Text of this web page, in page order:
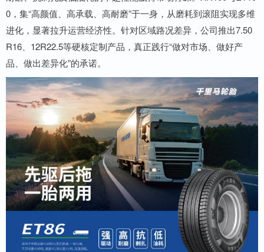
0，集“高颜值、高承载、高耐磨”于一身，从磨耗到滚阻实现多维
进化，显著拉升运营经济性。针对区域路况差异，公司推出7.50
R16、12R22.5等硬核定制产品，真正践行“做对市场、做好产
品、做出差异化”的承诺。